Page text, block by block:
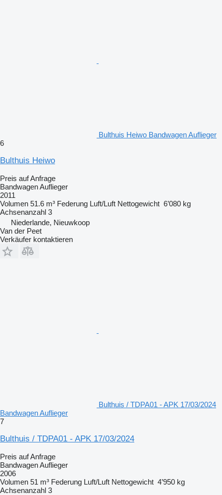
Bulthuis Heiwo Bandwagen Auflieger
6
Bulthuis Heiwo
Preis auf Anfrage
Bandwagen Auflieger
2011
Volumen 51.6 m³ Federung Luft/Luft Nettogewicht 6’080 kg
Achsenanzahl 3
Niederlande, Nieuwkoop
Van der Peet
Verkäufer kontaktieren
Bulthuis / TDPA01 - APK 17/03/2024
Bandwagen Auflieger
7
Bulthuis / TDPA01 - APK 17/03/2024
Preis auf Anfrage
Bandwagen Auflieger
2006
Volumen 51 m³ Federung Luft/Luft Nettogewicht 4’950 kg
Achsenanzahl 3